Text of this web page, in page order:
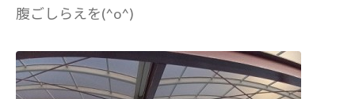
腹ごしらえを(^o^)